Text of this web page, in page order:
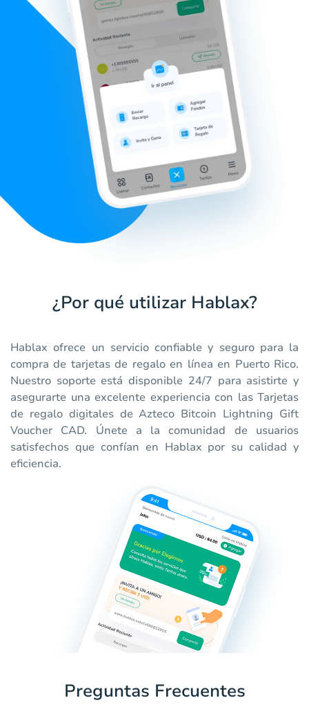
¿Por qué utilizar Hablax?
Hablax ofrece un servicio confiable y seguro para la
compra de tarjetas de regalo en línea en Puerto Rico.
Nuestro soporte está disponible 24/7 para asistirte y
asegurarte una excelente experiencia con las Tarjetas
de regalo digitales de Azteco Bitcoin Lightning Gift
Voucher CAD. Únete a la comunidad de usuarios
satisfechos que confían en Hablax por su calidad y
eficiencia.
Preguntas Frecuentes